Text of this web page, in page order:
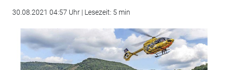
30.08.2021 04:57 Uhr | Lesezeit: 5 min